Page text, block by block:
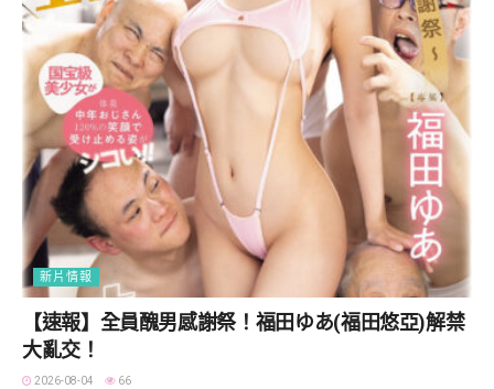
新片情報
【速報】全員醜男感謝祭！福田ゆあ(福田悠亞)解禁
大亂交！
2026-08-04 66